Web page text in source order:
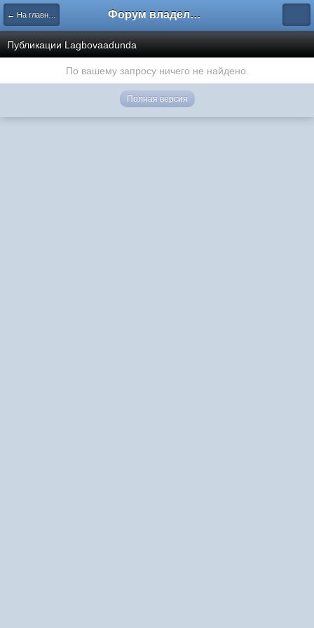
← На главную Форум владельцев интернет-магазинов
Публикации Lagbovaadunda
По вашему запросу ничего не найдено.
Полная версия